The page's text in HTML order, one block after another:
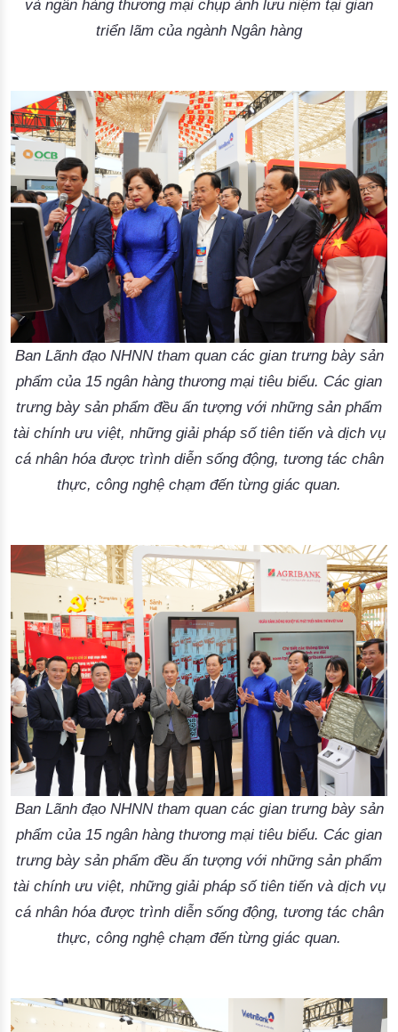
và ngân hàng thương mại chụp ảnh lưu niệm tại gian
triển lãm của ngành Ngân hàng
Ban Lãnh đạo NHNN tham quan các gian trưng bày sản
phẩm của 15 ngân hàng thương mại tiêu biểu. Các gian
trưng bày sản phẩm đều ấn tượng với những sản phẩm
tài chính ưu việt, những giải pháp số tiên tiến và dịch vụ
cá nhân hóa được trình diễn sống động, tương tác chân
thực, công nghệ chạm đến từng giác quan.
Ban Lãnh đạo NHNN tham quan các gian trưng bày sản
phẩm của 15 ngân hàng thương mại tiêu biểu. Các gian
trưng bày sản phẩm đều ấn tượng với những sản phẩm
tài chính ưu việt, những giải pháp số tiên tiến và dịch vụ
cá nhân hóa được trình diễn sống động, tương tác chân
thực, công nghệ chạm đến từng giác quan.